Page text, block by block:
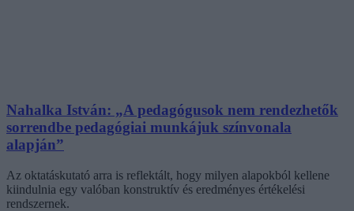
Nahalka István: „A pedagógusok nem rendezhetők
sorrendbe pedagógiai munkájuk színvonala
alapján”
Az oktatáskutató arra is reflektált, hogy milyen alapokból kellene
kiindulnia egy valóban konstruktív és eredményes értékelési
rendszernek.